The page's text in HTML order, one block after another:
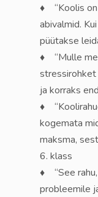
♦ “Koolis on
abivalmid.
püütakse
♦ “Mulle
stressirohket
ja korraks
♦
kogemata
maksma,
6. klass
♦ “See
probleemile